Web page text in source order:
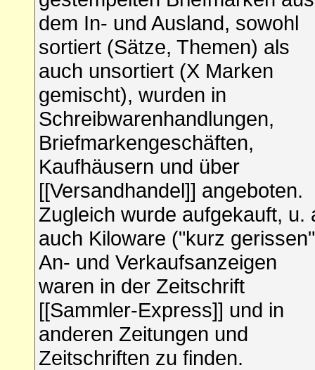
dem In- und Ausland, sowohl
sortiert (Sätze, Themen) als
auch unsortiert (X Marken
gemischt), wurden in
Schreibwarenhandlungen,
Briefmarkengeschäften,
Kaufhäusern und über
[[Versandhandel]] angeboten.
Zugleich wurde aufgekauft, u.
auch Kiloware ("kurz
An- und Verkaufsanzeigen
waren in der Zeitschrift
[[Sammler-Express]] und in
anderen Zeitungen und
Zeitschriften zu finden.